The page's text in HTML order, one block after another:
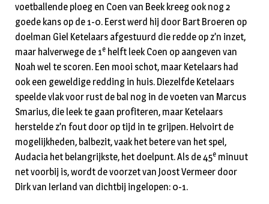
voetballende ploeg en Coen van Beek kreeg ook nog 2
goede kans op de 1-0. Eerst werd hij door Bart Broeren op
doelman Giel Ketelaars afgestuurd die redde op z’n inzet,
maar halverwege de 1e helft leek Coen op aangeven van
Noah wel te scoren. Een mooi schot, maar Ketelaars had
ook een geweldige redding in huis. Diezelfde Ketelaars
speelde vlak voor rust de bal nog in de voeten van Marcus
Smarius, die leek te gaan profiteren, maar Ketelaars
herstelde z’n fout door op tijd in te grijpen. Helvoirt de
mogelijkheden, balbezit, vaak het betere van het spel,
Audacia het belangrijkste, het doelpunt. Als de 45e minuut
net voorbij is, wordt de voorzet van Joost Vermeer door
Dirk van Ierland van dichtbij ingelopen: 0-1.